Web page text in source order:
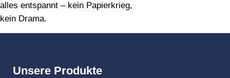
alles entspannt – kein Papierkrieg,
kein Drama.
Unsere Produkte